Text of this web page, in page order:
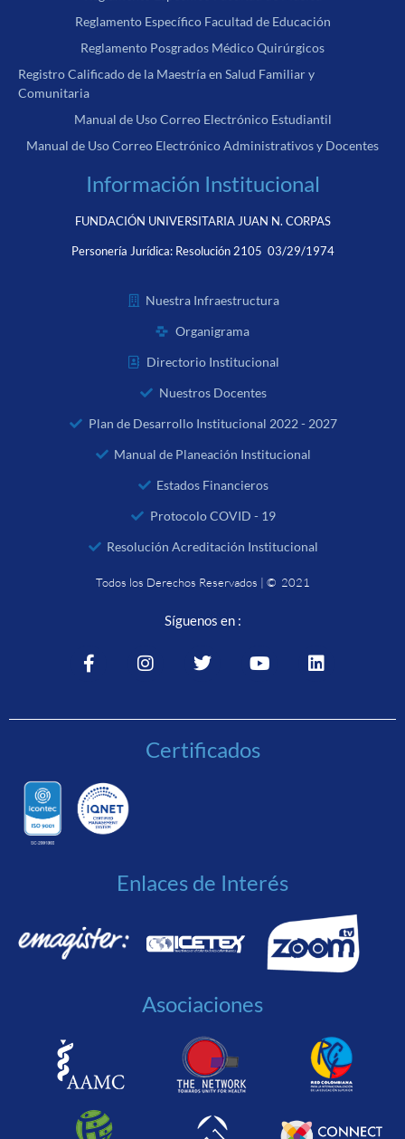
Reglamento Específico Facultad de Educación
Reglamento Posgrados Médico Quirúrgicos
Registro Calificado de la Maestría en Salud Familiar y
Comunitaria
Manual de Uso Correo Electrónico Estudiantil
Manual de Uso Correo Electrónico Administrativos y Docentes
Información Institucional
FUNDACIÓN UNIVERSITARIA JUAN N. CORPAS
Personería Jurídica: Resolución 2105 03/29/1974
Nuestra Infraestructura
Organigrama
Directorio Institucional
Nuestros Docentes
Plan de Desarrollo Institucional 2022 - 2027
Manual de Planeación Institucional
Estados Financieros
Protocolo COVID - 19
Resolución Acreditación Institucional
Todos los Derechos Reservados | © 2021
Síguenos en :
Certificados
Enlaces de Interés
Asociaciones